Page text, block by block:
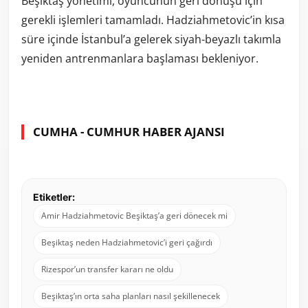
gerekli işlemleri tamamladı. Hadziahmetovic’in kısa
süre içinde İstanbul’a gelerek siyah-beyazlı takımla
yeniden antrenmanlara başlaması bekleniyor.
CUMHA - CUMHUR HABER AJANSI
Etiketler:
Amir Hadziahmetovic Beşiktaş’a geri dönecek mi
Beşiktaş neden Hadziahmetovic’i geri çağırdı
Rizespor’un transfer kararı ne oldu
Beşiktaş’ın orta saha planları nasıl şekillenecek